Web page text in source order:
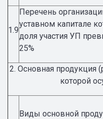
1.9
Перечень
уставном капитале
доля участия УП
25%
2. Основная продукция
которой
Виды основной